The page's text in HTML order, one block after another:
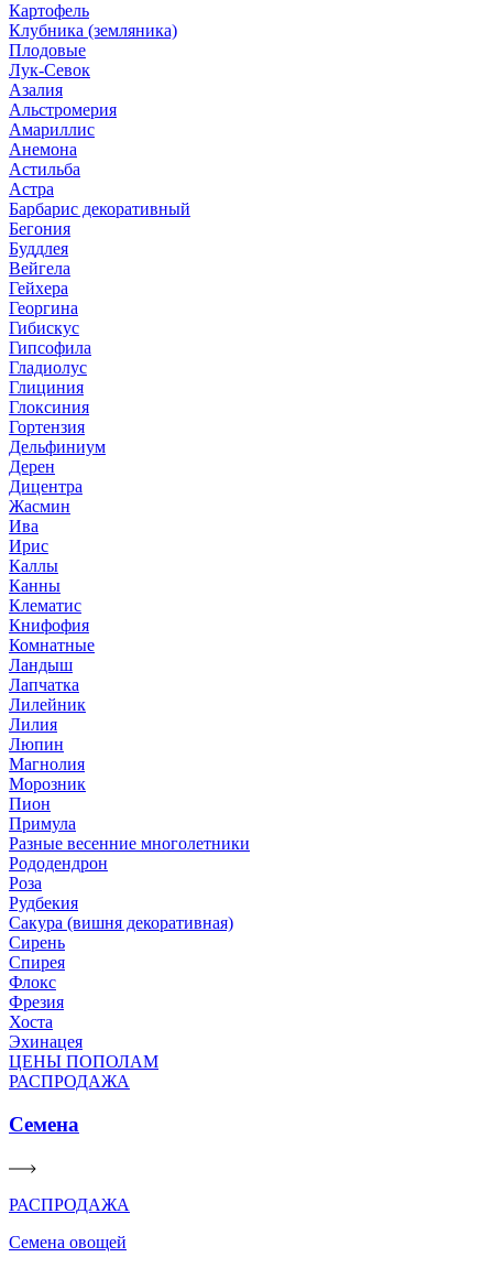
Картофель
Клубника (земляника)
Плодовые
Лук-Севок
Азалия
Альстромерия
Амариллис
Анемона
Астильба
Астра
Барбарис декоративный
Бегония
Буддлея
Вейгела
Гейхера
Георгина
Гибискус
Гипсофила
Гладиолус
Глициния
Глоксиния
Гортензия
Дельфиниум
Дерен
Дицентра
Жасмин
Ива
Ирис
Каллы
Канны
Клематис
Книфофия
Комнатные
Ландыш
Лапчатка
Лилейник
Лилия
Люпин
Магнолия
Морозник
Пион
Примула
Разные весенние многолетники
Рододендрон
Роза
Рудбекия
Сакура (вишня декоративная)
Сирень
Спирея
Флокс
Фрезия
Хоста
Эхинацея
ЦЕНЫ ПОПОЛАМ
РАСПРОДАЖА
Семена
РАСПРОДАЖА
Семена овощей